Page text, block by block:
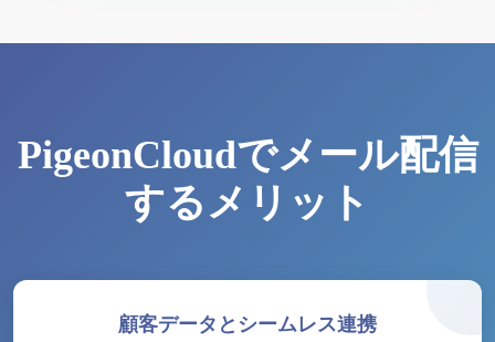
PigeonCloudでメール配信
するメリット
顧客データとシームレス連携